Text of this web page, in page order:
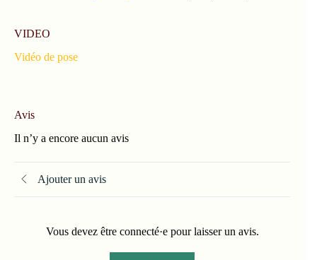
VIDEO
Vidéo de pose
Avis
Il n’y a encore aucun avis
Ajouter un avis
Vous devez être connecté·e pour laisser un avis.